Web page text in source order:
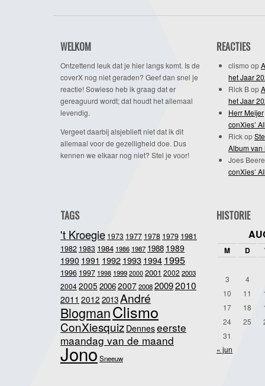
WELKOM
Ontzettend leuk dat je hier langs komt. Is de
coverX nog niet geraden? Geef dan snel je
reactie! Sowieso heb ik graag dat er
gereaguurd wordt; dat houdt het allemaal
levendig.
Vergeet daarbij alsjeblieft niet dat ik dit
allemaal voor de gezelligheid doe. Dus
kennen we elkaar nog niet? Stel je voor!
REACTIES
clismo op
het Jaar
Rick Bop
het Jaar
Herr Meijer
conXies’
Rickop
Album van
Joes
conXies’
TAGS
't Kroegie 1973 1977 1978 1979 1981
1982 1983 1984 1986 1987 1988 1989
1990 1991 19921993 1994 1995
1996 1997 1998 1999 2000 2001 2002 2003
20042005 20062007200820092010
2011 2012 2013André
BlogmanClismo
ConXiesquiz Denneseerste
maandag van de maand
JonoSneeuw
HISTORIE
M D
3
4
10
11
17
18
24
25
31
« jun